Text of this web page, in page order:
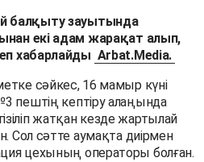
балқыту зауытында
екі адам жарақат алып,
хабарлайды Arbat.Media.
сәйкес, 16 мамыр күні
пештің кептіру алаңында
жатқан кезде жартылай
Сол сәтте аумақта диірмен
цехының операторы болған.